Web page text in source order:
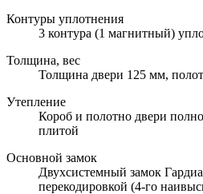
Контуры уплотнения
3 контура (1 магнитный)
Толщина, вес
Толщина двери 125 мм,
Утепление
Короб и полотно двери
плитой
Основной замок
Двухсистемный замок
перекодировкой (4-го